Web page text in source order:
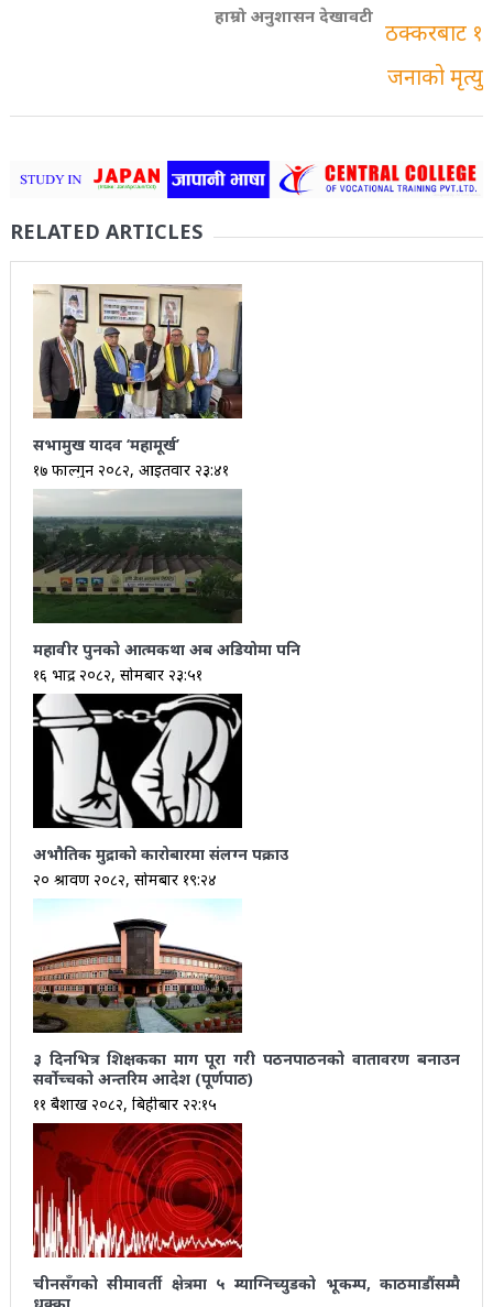
हाम्रो अनुशासन देखावटी
RELATED ARTICLES
सभामुख यादव ‘महामूर्ख’
१७ फाल्गुन २०८२, आईतवार २३:४१
महावीर पुनको आत्मकथा अब अडियोमा पनि
१६ भाद्र २०८२, सोमबार २३:५१
अभौतिक मुद्राको कारोबारमा संलग्न पक्राउ
२० श्रावण २०८२, सोमबार १९:२४
३ दिनभित्र शिक्षकका माग पूरा गरी पठनपाठनको वातावरण बनाउन
सर्वोच्चको अन्तरिम आदेश (पूर्णपाठ)
११ बैशाख २०८२, बिहीबार २२:१५
चीनसँगको सीमावर्ती क्षेत्रमा ५ म्याग्निच्युडको भूकम्प, काठमाडौंसम्मै